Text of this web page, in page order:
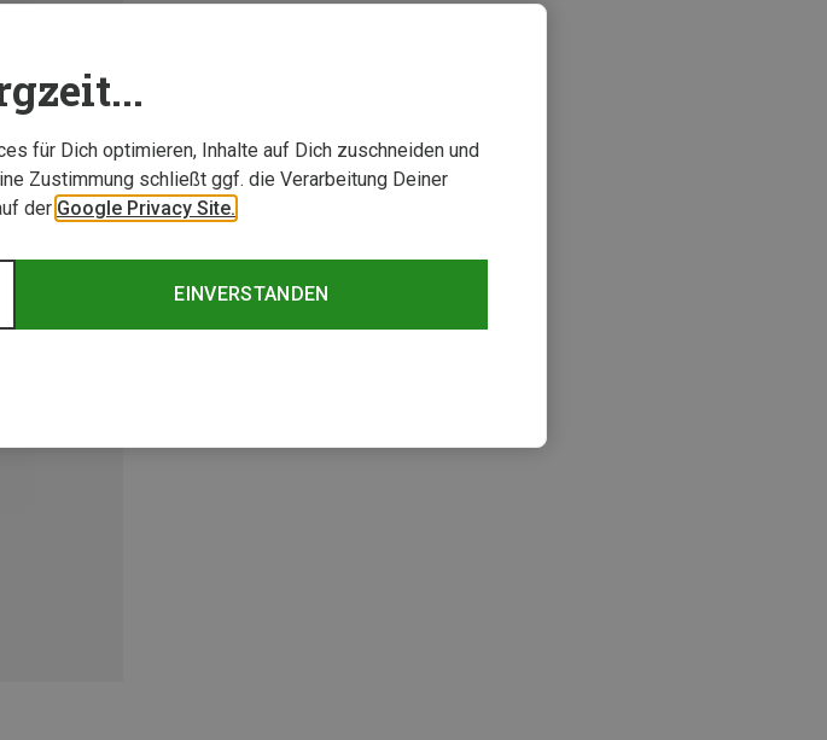
für Dich optimieren, Inhalte auf Dich zuschneiden und
Zustimmung schließt ggf. die Verarbeitung Deiner
der Google Privacy Site.
EINVERSTANDEN